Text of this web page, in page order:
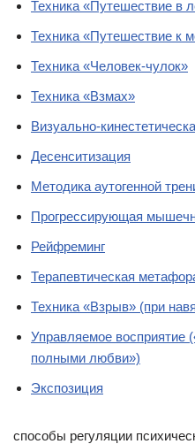
Техника «Путешествие в
Техника «Путешествие к
Техника «Человек-чулок»
Техника «Взмах»
Визуально-
Десенситизация
Методика аутогенной
Прогрессирующая
Рейфреминг
Терапевтическая
Техника «Взрыв» (при
Управляемое восприятие
полными любви»)
Экспозиция
способы регуляции